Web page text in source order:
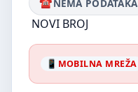
NEMA PODATAKA
NOVI BROJ
MOBILNA MREŽA